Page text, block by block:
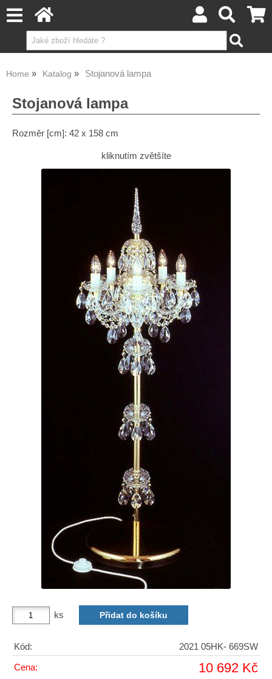
Home Katalog Stojanová lampa
Stojanová lampa
Rozměr [cm]: 42 x 158 cm
kliknutím zvětšíte
ks
Kód: 2021 05HK- 669SW
Cena: 10 692 Kč